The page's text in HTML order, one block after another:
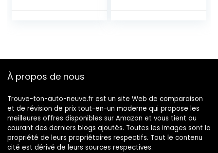
À propos de nous
Trouve-ton-auto-neuve.fr est un site Web de comparaison
et de révision de prix tout-en-un moderne qui propose les
meilleures offres disponibles sur Amazon et vous tient au
courant des derniers blogs ajoutés. Toutes les images sont la
propriété de leurs propriétaires respectifs. Tout le contenu
cité est dérivé de leurs sources respectives.